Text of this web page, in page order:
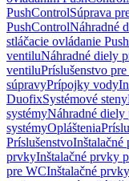
PushControlSúprava
PushControlNáhradné
stláčacie ovládanie
ventiluNáhradné diely
ventiluPríslušenstvo
súpravyPrípojky vody
DuofixSystémové steny
systémyNáhradné diely
systémyOpláštenia
PríslušenstvoInštalačné
prvkyInštalačné prvky
pre WCInštalačné